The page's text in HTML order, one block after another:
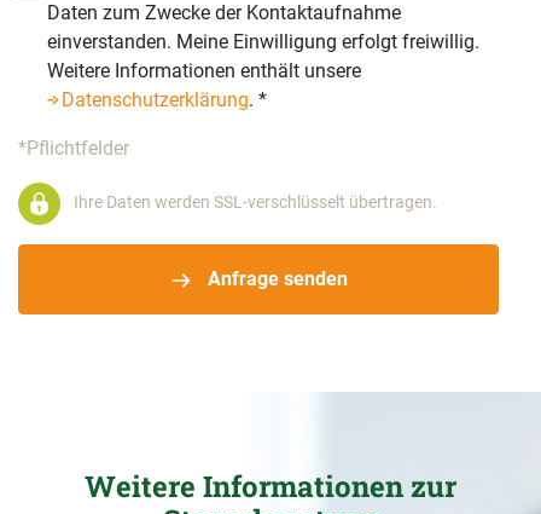
Daten zum Zwecke der Kontaktaufnahme
einverstanden. Meine Einwilligung erfolgt freiwillig.
Weitere Informationen enthält unsere
Datenschutzerklärung. *
*Pflichtfelder
Anfrage senden
Ihre Daten werden SSL-verschlüsselt übertragen.
Weitere Informationen zur